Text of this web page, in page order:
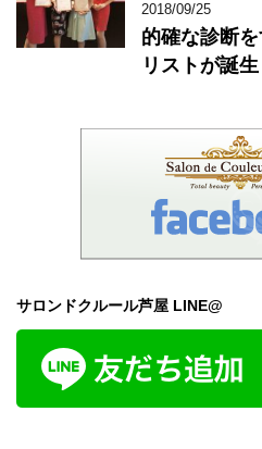
2018/09/25
的確な診断
リストが誕生
サロンドクルール芦屋 LINE@